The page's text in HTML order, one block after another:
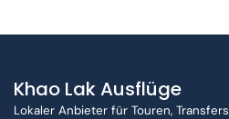
Khao Lak Ausflüge
Lokaler Anbieter für Touren, Transfers